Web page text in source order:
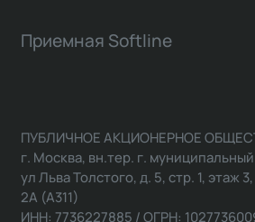
Приемная Softline
ПУБЛИЧНОЕ АКЦИОНЕРНОЕ
г. Москва, вн.тер. г.
ул Льва Толстого, д. 5, стр. 1, этаж
2А (А311)
ИНН: 7736227885 / ОГРН: